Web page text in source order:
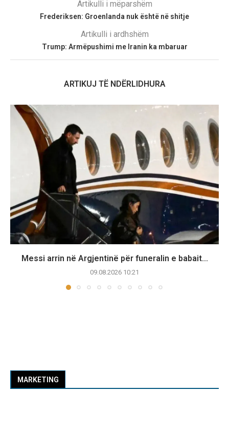
Artikulli i mëparshëm
Frederiksen: Groenlanda nuk është në shitje
Artikulli i ardhshëm
Trump: Armëpushimi me Iranin ka mbaruar
ARTIKUJ TË NDËRLIDHURA
Messi arrin në Argjentinë për funeralin e babait...
09.08.2026 10:21
MARKETING